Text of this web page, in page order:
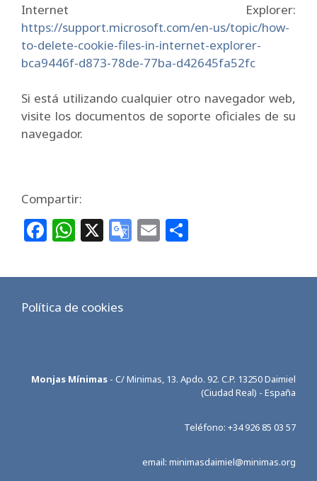
Internet Explorer:
https://support.microsoft.com/en-us/topic/how-
to-delete-cookie-files-in-internet-explorer-
bca9446f-d873-78de-77ba-d42645fa52fc
Si está utilizando cualquier otro navegador web,
visite los documentos de soporte oficiales de su
navegador.
Compartir:
F
c
e
b
k
W
at
s
A
X G
o
n
e
E
ai m
Política de cookies
Monjas Mínimas - C/ Minimas, 13. Apdo. 92. C.P. 13250 Daimiel
(Ciudad Real) - España
Teléfono: +34 926 85 03 57
email: minimasdaimiel@minimas.org